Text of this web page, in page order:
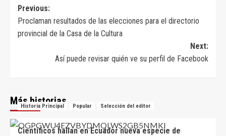
Navegación
de
entradas
Previous:
Proclaman resultados de las elecciones para el directorio
provincial de la Casa de la Cultura
Next:
Así puede revisar quién ve su perfil de Facebook
Más historias
Historia Principal Popular Selección del editor
Científicos hallan en Ecuador nueva especie de